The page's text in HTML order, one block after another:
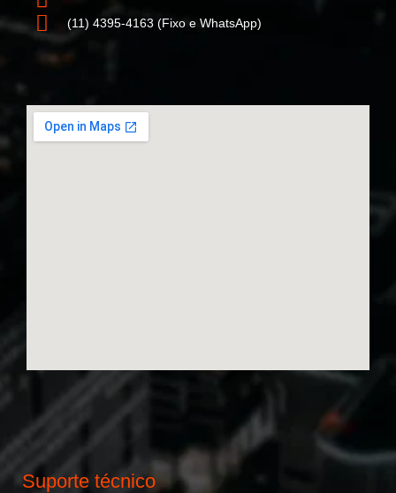
(11) 4395-4163 (Fixo e WhatsApp)
Suporte técnico